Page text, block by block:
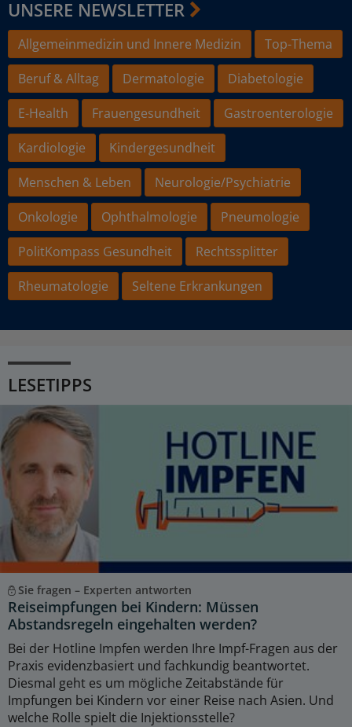
UNSERE NEWSLETTER
Allgemeinmedizin und Innere Medizin
Top-Thema
Beruf & Alltag
Dermatologie
Diabetologie
E-Health
Frauengesundheit
Gastroenterologie
Kardiologie
Kindergesundheit
Menschen & Leben
Neurologie/Psychiatrie
Onkologie
Ophthalmologie
Pneumologie
PolitKompass Gesundheit
Rechtssplitter
Rheumatologie
Seltene Erkrankungen
LESETIPPS
Sie fragen – Experten antworten
Reiseimpfungen bei Kindern: Müssen
Abstandsregeln eingehalten werden?
Bei der Hotline Impfen werden Ihre Impf-Fragen aus der
Praxis evidenzbasiert und fachkundig beantwortet.
Diesmal geht es um mögliche Zeitabstände für
Impfungen bei Kindern vor einer Reise nach Asien. Und
welche Rolle spielt die Injektionsstelle?